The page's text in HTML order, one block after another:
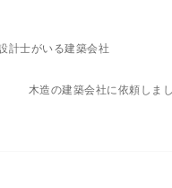
計士がいる建築会社
木造の建築会社に依頼しま